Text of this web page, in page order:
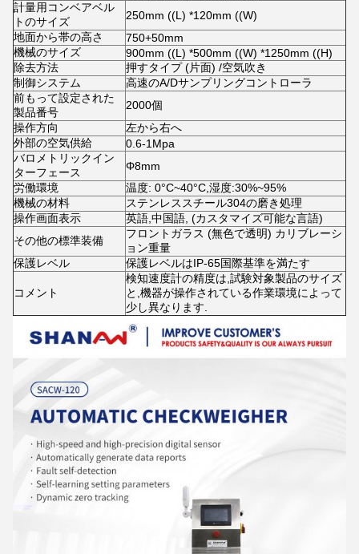
計量用コンベアベル
トのサイズ
250mm ((L) *120mm ((W)
地面から帯の高さ
750+50mm
機械のサイズ
900mm ((L) *500mm ((W) *1250mm ((H)
除去方法
押すタイプ (片面) /空気吹き
制御システム
高速のA/Dサンプリングコントローラ
前もって設定された
製品番号
2000個
操作方向
左から右へ
外部の空気供給
0.6-1Mpa
バロメトリックイン
ターフェース
Φ8mm
労働環境
温度: 0°C~40°C,湿度:30%~95%
機械の材料
ステンレススチール304の磨き処理
操作画面表示
英語,中国語, (カスタマイズ可能な言語)
その他の標準装備
フロントガラス (無色で透明) カリブレーシ
ョン重量
保護レベル
保護レベルはIP-65国際基準を満たす
コメント
検知速度計の精度は,試験対象製品のサイズ
と,機器が操作されている作業環境によって
少し異なります.